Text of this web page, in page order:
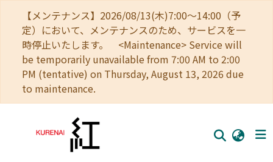
【メンテナンス】2026/08/13(木)7:00～14:00（予
定）において、メンテナンスのため、サービスを一
時停止いたします。 <Maintenance> Service will
be temporarily unavailable from 7:00 AM to 2:00
PM (tentative) on Thursday, August 13, 2026 due
to maintenance.